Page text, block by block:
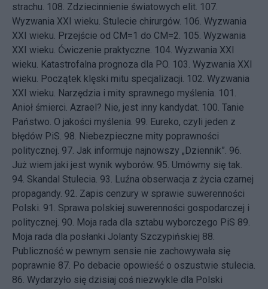
strachu. 108. Zdziecinnienie światowych elit. 107.
Wyzwania XXI wieku. Stulecie chirurgów. 106. Wyzwania
XXI wieku. Przejście od CM=1 do CM=2. 105. Wyzwania
XXI wieku. Ćwiczenie praktyczne. 104. Wyzwania XXI
wieku. Katastrofalna prognoza dla PO. 103. Wyzwania XXI
wieku. Początek klęski mitu specjalizacji. 102. Wyzwania
XXI wieku. Narzędzia i mity sprawnego myślenia. 101.
Anioł śmierci. Azrael? Nie, jest inny kandydat. 100. Tanie
Państwo. O jakości myślenia. 99. Eureko, czyli jeden z
błędów PiS. 98. Niebezpieczne mity poprawności
politycznej. 97. Jak informuje najnowszy „Dziennik”. 96.
Już wiem jaki jest wynik wyborów. 95. Umówmy się tak.
94. Skandal Stulecia. 93. Luźna obserwacja z życia czarnej
propagandy. 92. Zapis cenzury w sprawie suwerenności
Polski. 91. Sprawa polskiej suwerenności gospodarczej i
politycznej. 90. Moja rada dla sztabu wyborczego PiS 89.
Moja rada dla posłanki Jolanty Szczypińskiej 88.
Publiczność w pewnym sensie nie zachowywała się
poprawnie 87. Po debacie opowieść o oszustwie stulecia.
86. Wydarzyło się dzisiaj coś niezwykle dla Polski